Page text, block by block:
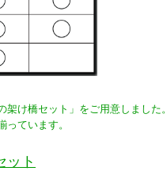
け橋セット」をご用意しました。
ています。
ット